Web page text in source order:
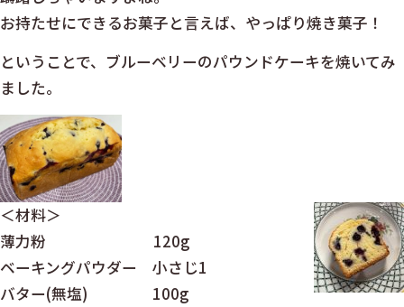
お持たせにできるお菓子と言えば、やっぱり焼き菓子！
ということで、ブルーベリーのパウンドケーキを焼いてみ
ました。
＜材料＞
薄力粉 120g
ベーキングパウダー 小さじ1
バター(無塩) 100g